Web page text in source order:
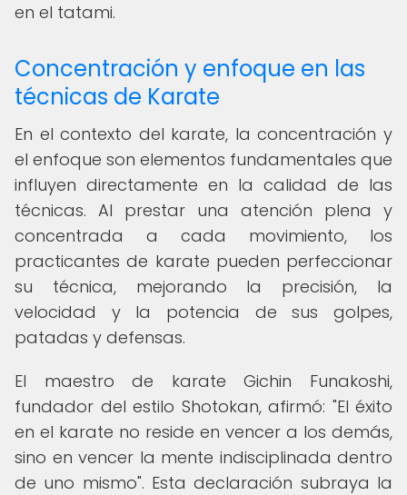
en el tatami.
Concentración y enfoque en las
técnicas de Karate
En el contexto del karate, la concentración y
el enfoque son elementos fundamentales que
influyen directamente en la calidad de las
técnicas. Al prestar una atención plena y
concentrada a cada movimiento, los
practicantes de karate pueden perfeccionar
su técnica, mejorando la precisión, la
velocidad y la potencia de sus golpes,
patadas y defensas.
El maestro de karate Gichin Funakoshi,
fundador del estilo Shotokan, afirmó: "El éxito
en el karate no reside en vencer a los demás,
sino en vencer la mente indisciplinada dentro
de uno mismo". Esta declaración subraya la